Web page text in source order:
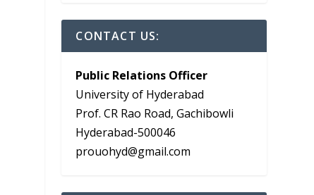
CONTACT US:
Public Relations Officer
University of Hyderabad
Prof. CR Rao Road, Gachibowli
Hyderabad-500046
prouohyd@gmail.com